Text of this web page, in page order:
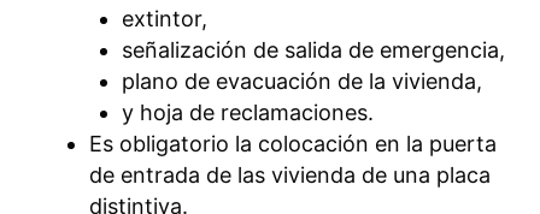
extintor,
señalización de salida de emergencia,
plano de evacuación de la vivienda,
y hoja de reclamaciones.
Es obligatorio la colocación en la puerta
de entrada de las vivienda de una placa
distintiva.